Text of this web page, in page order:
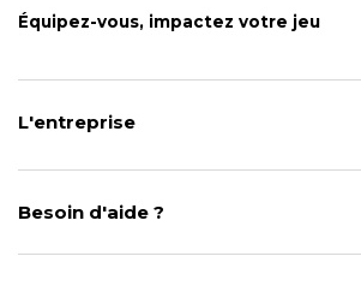
Équipez-vous, impactez votre jeu
L'entreprise
Besoin d'aide ?
Contact